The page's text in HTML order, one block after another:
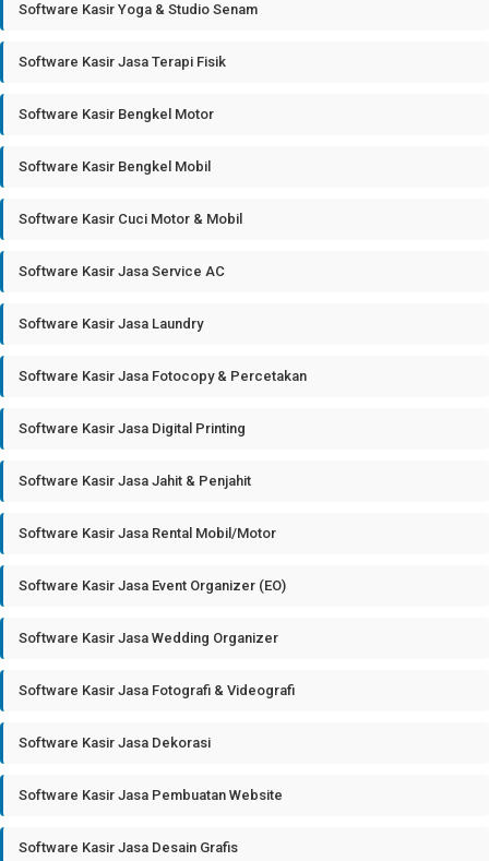
Software Kasir Yoga & Studio Senam
Software Kasir Jasa Terapi Fisik
Software Kasir Bengkel Motor
Software Kasir Bengkel Mobil
Software Kasir Cuci Motor & Mobil
Software Kasir Jasa Service AC
Software Kasir Jasa Laundry
Software Kasir Jasa Fotocopy & Percetakan
Software Kasir Jasa Digital Printing
Software Kasir Jasa Jahit & Penjahit
Software Kasir Jasa Rental Mobil/Motor
Software Kasir Jasa Event Organizer (EO)
Software Kasir Jasa Wedding Organizer
Software Kasir Jasa Fotografi & Videografi
Software Kasir Jasa Dekorasi
Software Kasir Jasa Pembuatan Website
Software Kasir Jasa Desain Grafis